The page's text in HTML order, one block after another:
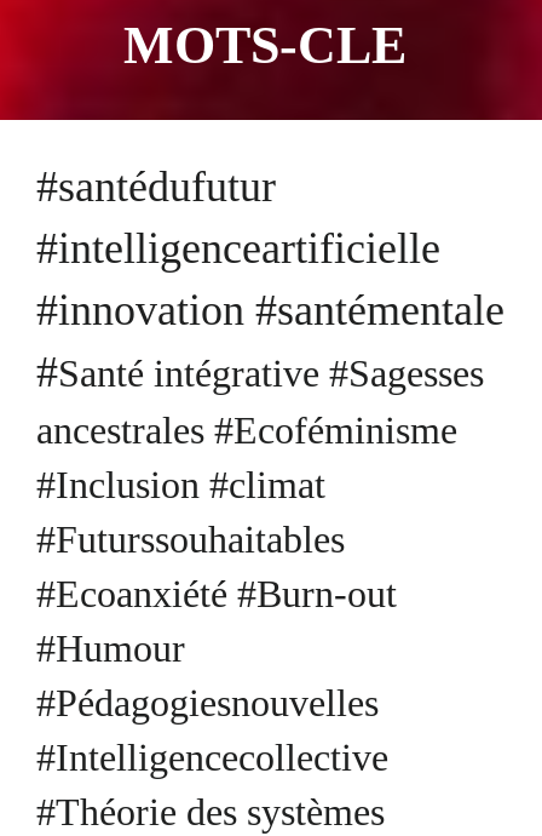
MOTS-CLE
#santédufutur
#intelligenceartificielle
#innovation #santémentale
#Santé intégrative #Sagesses
ancestrales #Ecoféminisme
#Inclusion #climat
#Futurssouhaitables
#Ecoanxiété #Burn-out
#Humour
#Pédagogiesnouvelles
#Intelligencecollective
#Théorie des systèmes